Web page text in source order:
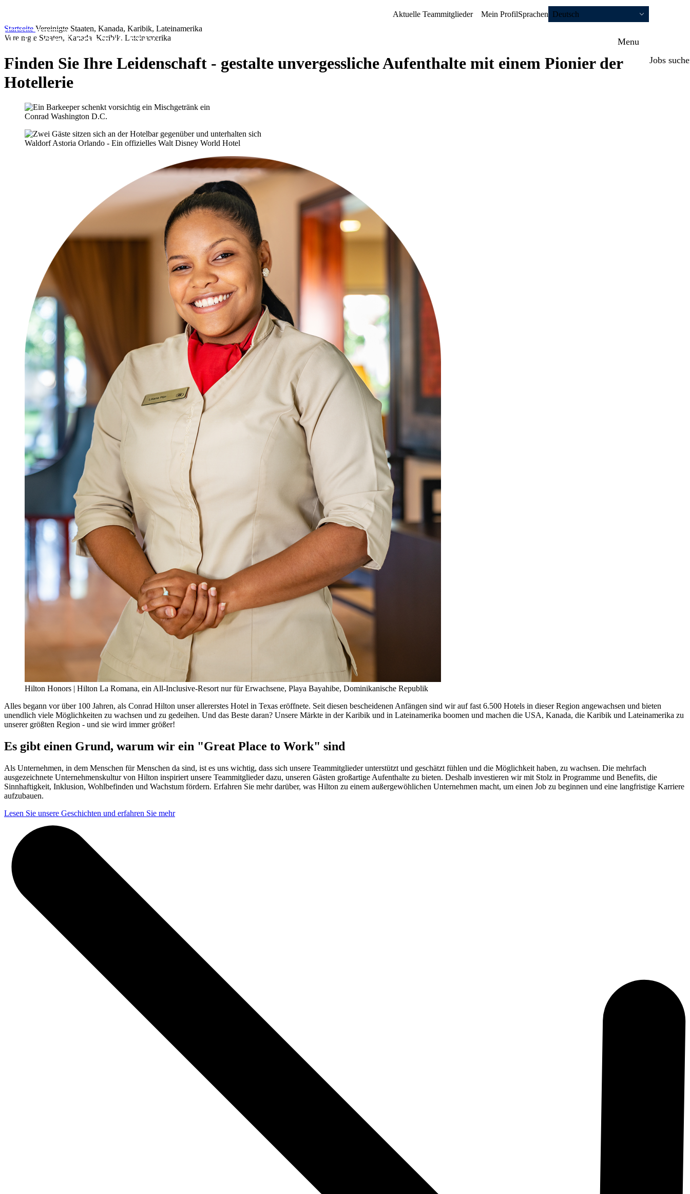
Aktuelle Teammitglieder Mein ProfilSprachen Deutsch
Menu
Jobs
Startseite Vereinigte Staaten, Kanada, Karibik, Lateinamerika
Vereinigte Staaten, Kanada, Karibik, Lateinamerika
Finden Sie Ihre Leidenschaft - gestalte unvergessliche Aufenthalte mit einem Pionier der
Hotellerie
Conrad Washington D.C.
Waldorf Astoria Orlando - Ein offizielles Walt Disney World Hotel
Hilton Honors | Hilton La Romana, ein All-Inclusive-Resort nur für Erwachsene, Playa Bayahibe, Dominikanische Republik
Alles begann vor über 100 Jahren, als Conrad Hilton unser allererstes Hotel in Texas eröffnete. Seit diesen bescheidenen Anfängen sind wir auf fast 6.500 Hotels in dieser Region angewachsen und bieten
unendlich viele Möglichkeiten zu wachsen und zu gedeihen. Und das Beste daran? Unsere Märkte in der Karibik und in Lateinamerika boomen und machen die USA, Kanada, die Karibik und Lateinamerika zu
unserer größten Region - und sie wird immer größer!
Es gibt einen Grund, warum wir ein "Great Place to Work" sind
Als Unternehmen, in dem Menschen für Menschen da sind, ist es uns wichtig, dass sich unsere Teammitglieder unterstützt und geschätzt fühlen und die Möglichkeit haben, zu wachsen. Die mehrfach
ausgezeichnete Unternehmenskultur von Hilton inspiriert unsere Teammitglieder dazu, unseren Gästen großartige Aufenthalte zu bieten. Deshalb investieren wir mit Stolz in Programme und Benefits, die
Sinnhaftigkeit, Inklusion, Wohlbefinden und Wachstum fördern. Erfahren Sie mehr darüber, was Hilton zu einem außergewöhlichen Unternehmen macht, um einen Job zu beginnen und eine langfristige Karriere
aufzubauen.
Lesen Sie unsere Geschichten und erfahren Sie mehr